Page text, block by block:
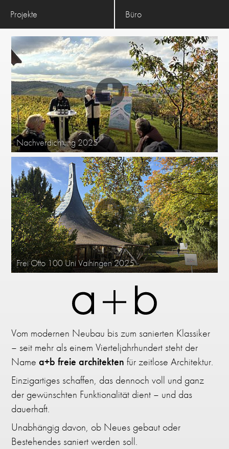
Weiterlesen
Nachverdichtung 2025
Weiterlesen
Frei Otto 100 Uni Vaihingen 2025
Vom modernen Neubau bis zum sanierten Klassiker
– seit mehr als einem Vierteljahrhundert steht der
Namea+b freie architekten für zeitlose Architektur.
Einzigartiges schaffen, das dennoch voll und ganz
der gewünschten Funktionalität dient – und das
dauerhaft.
Unabhängig davon, ob Neues gebaut oder
Bestehendes saniert werden soll.
Projekte Büro